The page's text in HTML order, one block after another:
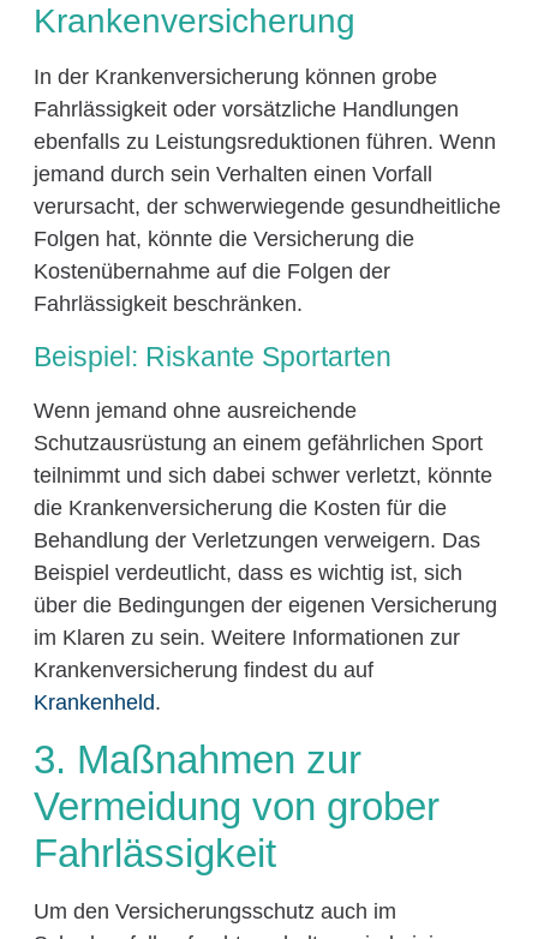
Krankenversicherung
In der Krankenversicherung können grobe
Fahrlässigkeit oder vorsätzliche Handlungen
ebenfalls zu Leistungsreduktionen führen. Wenn
jemand durch sein Verhalten einen Vorfall
verursacht, der schwerwiegende gesundheitliche
Folgen hat, könnte die Versicherung die
Kostenübernahme auf die Folgen der
Fahrlässigkeit beschränken.
Beispiel: Riskante Sportarten
Wenn jemand ohne ausreichende
Schutzausrüstung an einem gefährlichen Sport
teilnimmt und sich dabei schwer verletzt, könnte
die Krankenversicherung die Kosten für die
Behandlung der Verletzungen verweigern. Das
Beispiel verdeutlicht, dass es wichtig ist, sich
über die Bedingungen der eigenen Versicherung
im Klaren zu sein. Weitere Informationen zur
Krankenversicherung findest du auf
Krankenheld.
3. Maßnahmen zur
Vermeidung von grober
Fahrlässigkeit
Um den Versicherungsschutz auch im